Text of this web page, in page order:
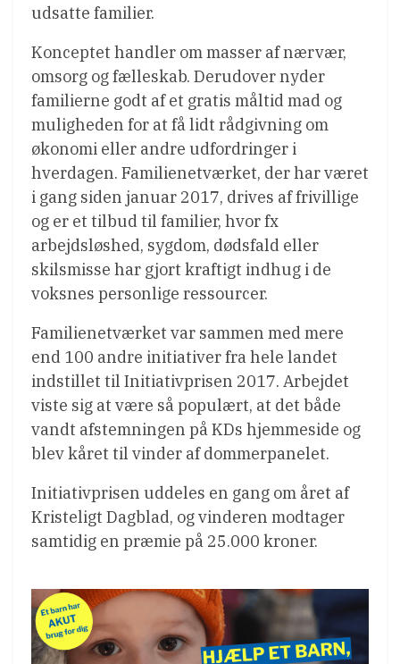
udsatte familier.
Konceptet handler om masser af nærvær,
omsorg og fælleskab. Derudover nyder
familierne godt af et gratis måltid mad og
muligheden for at få lidt rådgivning om
økonomi eller andre udfordringer i
hverdagen. Familienetværket, der har været
i gang siden januar 2017, drives af frivillige
og er et tilbud til familier, hvor fx
arbejdsløshed, sygdom, dødsfald eller
skilsmisse har gjort kraftigt indhug i de
voksnes personlige ressourcer.
Familienetværket var sammen med mere
end 100 andre initiativer fra hele landet
indstillet til Initiativprisen 2017. Arbejdet
viste sig at være så populært, at det både
vandt afstemningen på KDs hjemmeside og
blev kåret til vinder af dommerpanelet.
Initiativprisen uddeles en gang om året af
Kristeligt Dagblad, og vinderen modtager
samtidig en præmie på 25.000 kroner.